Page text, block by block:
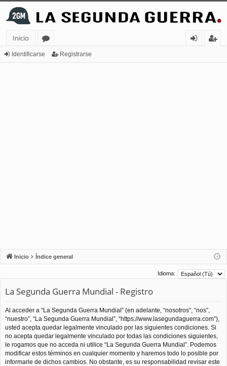
Inicio
or
Identificarse Registrarse
Inicio Índice general
Idioma:
La Segunda Guerra Mundial - Registro
Al acceder a “La Segunda Guerra Mundial” (en adelante, “nosotros”, “nos”,
“nuestro”, “La Segunda Guerra Mundial”, “https://www.lasegundaguerra.com”),
usted acepta quedar legalmente vinculado por las siguientes condiciones. Si
no acepta quedar legalmente vinculado por todas las condiciones siguientes,
le rogamos que no acceda ni utilice “La Segunda Guerra Mundial”. Podemos
modificar estos términos en cualquier momento y haremos todo lo posible por
informarle de dichos cambios. No obstante, es su responsabilidad revisar este